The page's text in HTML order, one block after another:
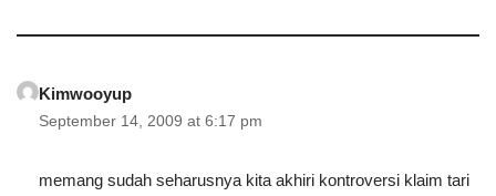
Kimwooyup
September 14, 2009 at 6:17 pm
memang sudah seharusnya kita akhiri kontroversi klaim tari